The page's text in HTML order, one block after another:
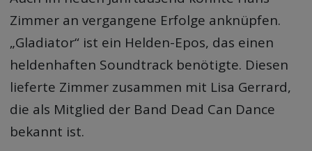
Zimmer an vergangene Erfolge anknüpfen.
„Gladiator“ ist ein Helden-Epos, das einen
heldenhaften Soundtrack benötigte. Diesen
lieferte Zimmer zusammen mit Lisa Gerrard,
die als Mitglied der Band Dead Can Dance
bekannt ist.